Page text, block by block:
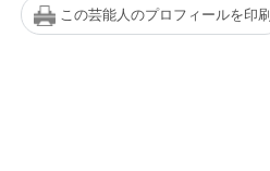
この芸能人のプロフィールを印刷